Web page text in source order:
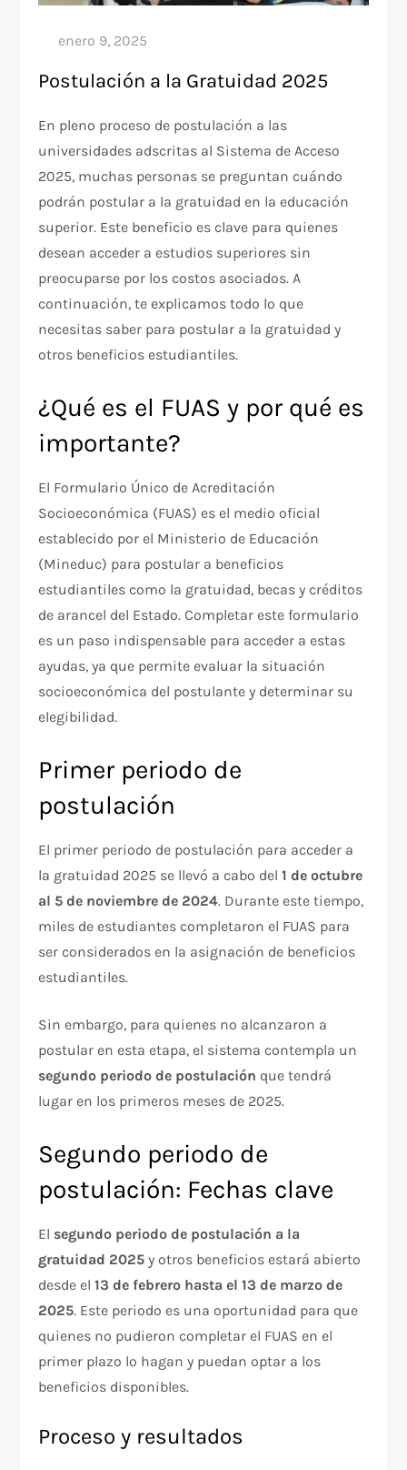
Postulación a la Gratuidad 2025
En pleno proceso de postulación a las
universidades adscritas al Sistema de Acceso
2025, muchas personas se preguntan cuándo
podrán postular a la gratuidad en la educación
superior. Este beneficio es clave para quienes
desean acceder a estudios superiores sin
preocuparse por los costos asociados. A
continuación, te explicamos todo lo que
necesitas saber para postular a la gratuidad y
otros beneficios estudiantiles.
¿Qué es el FUAS y por qué es
importante?
El Formulario Único de Acreditación
Socioeconómica (FUAS) es el medio oficial
establecido por el Ministerio de Educación
(Mineduc) para postular a beneficios
estudiantiles como la gratuidad, becas y créditos
de arancel del Estado. Completar este formulario
es un paso indispensable para acceder a estas
ayudas, ya que permite evaluar la situación
socioeconómica del postulante y determinar su
elegibilidad.
Primer periodo de
postulación
El primer periodo de postulación para acceder a
la gratuidad 2025 se llevó a cabo del1 de octubre
al 5 de noviembre de 2024. Durante este tiempo,
miles de estudiantes completaron el FUAS para
ser considerados en la asignación de beneficios
estudiantiles.
Sin embargo, para quienes no alcanzaron a
postular en esta etapa, el sistema contempla un
segundo periodo de postulación que tendrá
lugar en los primeros meses de 2025.
Segundo periodo de
postulación: Fechas clave
El segundo periodo de postulación a la
gratuidad 2025 y otros beneficios estará abierto
desde el13 de febrero hasta el 13 de marzo de
2025. Este periodo es una oportunidad para que
quienes no pudieron completar el FUAS en el
primer plazo lo hagan y puedan optar a los
beneficios disponibles.
Proceso y resultados